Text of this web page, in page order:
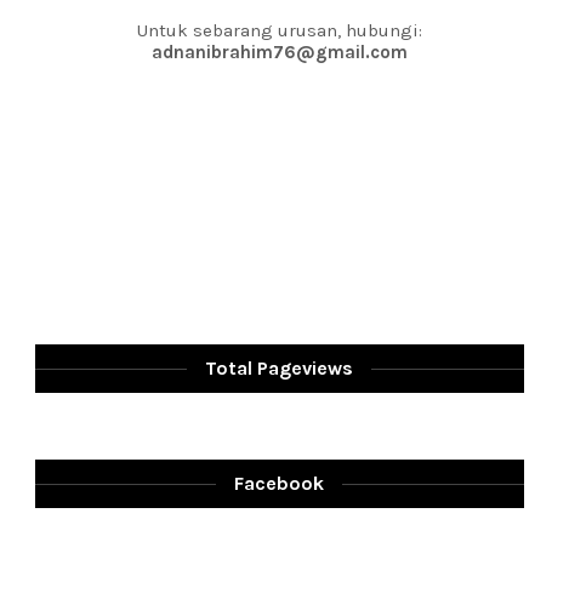
Untuk sebarang urusan, hubungi:
adnanibrahim76@gmail.com
Total Pageviews
Facebook